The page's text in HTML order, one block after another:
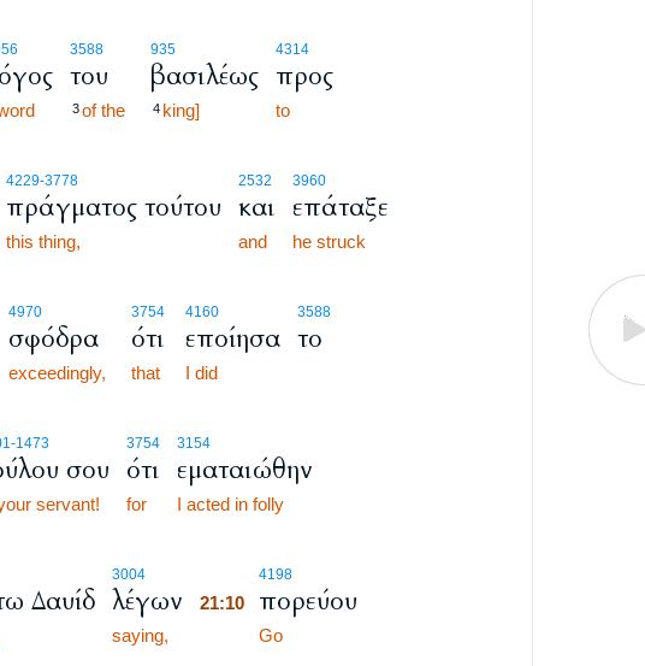
3588
του
3 of the
935
βασιλέως
4 king]
4314
προς
to
4229-3778
πράγματος τούτου
this thing,
2532
και
and
3960
επάταξε
he struck
4970
σφόδρα
exceedingly,
3754
ότι
that
4160
εποίησα
I did
3588
το
-1473
σου
servant!
3754
ότι
for
3154
εματαιώθην
I acted in folly
Δαυίδ
3004
λέγων
saying,
4198
21:10 πορεύου
Go